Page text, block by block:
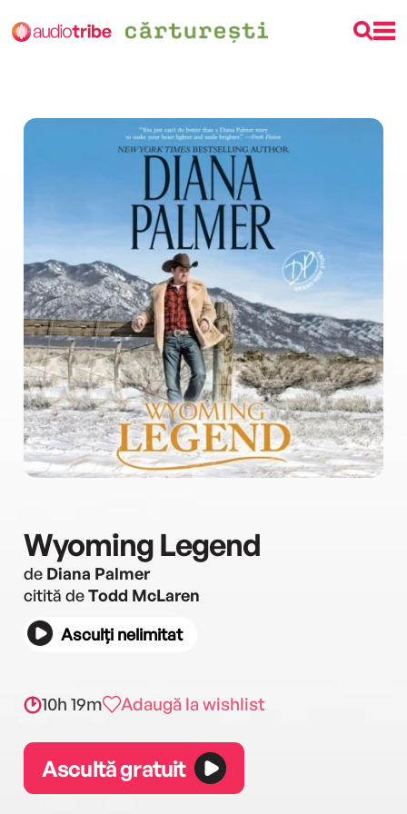
Wyoming Legend
de Diana Palmer
citită deTodd McLaren
Asculți nelimitat
10h 19m Adaugă la wishlist
Ascultă gratuit